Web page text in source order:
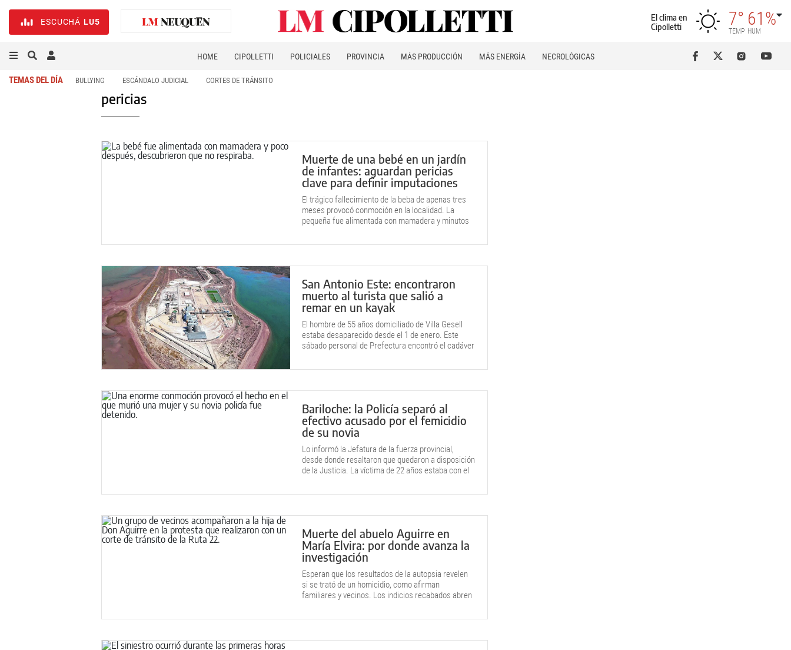
ESCUCHÁ LU5
El clima en
Cipolletti
7°
TEMP
61%
HUM
HOME CIPOLLETTI POLICIALES PROVINCIA MÁS PRODUCCIÓN MÁS ENERGÍA NECROLÓGICAS
TEMAS DEL DÍA BULLYING ESCÁNDALO JUDICIAL CORTES DE TRÁNSITO
pericias
Muerte de una bebé en un jardín
de infantes: aguardan pericias
clave para definir imputaciones
El trágico fallecimiento de la beba de apenas tres
meses provocó conmoción en la localidad. La
pequeña fue alimentada con mamadera y minutos
San Antonio Este: encontraron
muerto al turista que salió a
remar en un kayak
El hombre de 55 años domiciliado de Villa Gesell
estaba desaparecido desde el 1 de enero. Este
sábado personal de Prefectura encontró el cadáver
Bariloche: la Policía separó al
efectivo acusado por el femicidio
de su novia
Lo informó la Jefatura de la fuerza provincial,
desde donde resaltaron que quedaron a disposición
de la Justicia. La víctima de 22 años estaba con el
Muerte del abuelo Aguirre en
María Elvira: por donde avanza la
investigación
Esperan que los resultados de la autopsia revelen
si se trató de un homicidio, como afirman
familiares y vecinos. Los indicios recabados abren